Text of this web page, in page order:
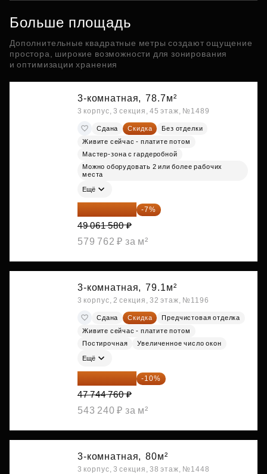
Больше площадь
Дополнительные квадратные метры создают ощущение
простора, широкие возможности для зонирования
и оптимизации хранения
3-комнатная, 78.7м²
3 корпус, 3 секция, 45 этаж, №1489
Сдана Скидка
Без отделки
Живите сейчас - платите потом
Мастер-зона с гардеробной
Можно оборудовать 2 или более рабочих
места
Ещё
45 627 269 ₽ -7%
49 061 580 ₽
579 762 ₽ за м²
3-комнатная, 79.1м²
3 корпус, 2 секция, 32 этаж, №1196
Сдана Скидка
Предчистовая отделка
Живите сейчас - платите потом
Постирочная
Увеличенное число окон
Ещё
42 970 284 ₽ -10%
47 744 760 ₽
543 240 ₽ за м²
3-комнатная, 80м²
3 корпус, 3 секция, 38 этаж, №1448